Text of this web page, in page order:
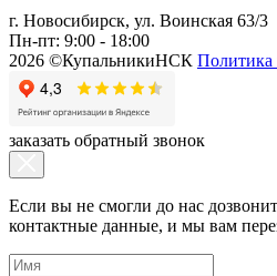
г. Новосибирск, ул. Воинская 63/3
Пн-пт: 9:00 - 18:00
2026 ©КупальникиНСК Политика
заказать обратный звонок
Если вы не смогли до нас
контактные данные, и мы вам